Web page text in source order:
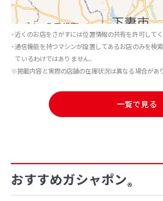
・近くのお店をさがすには位置情報の共有を許可してく
・通信機能を持つマシンが設置してあるお店のみを検
ているわけではありません。
※掲載内容と実際の店舗の在庫状況は異なる場合があ
一覧で見る
おすすめガシャポン®